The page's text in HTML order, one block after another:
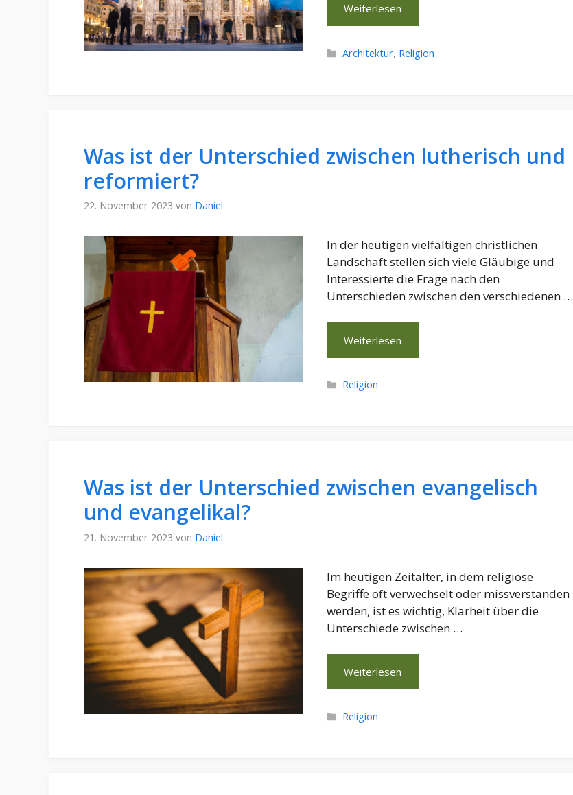
Weiterlesen
Kategorien
Architektur, Religion
Was ist der Unterschied zwischen lutherisch und
reformiert?
22. November 2023 von Daniel
In der heutigen vielfältigen christlichen
Landschaft stellen sich viele Gläubige und
Interessierte die Frage nach den
Unterschieden zwischen den verschiedenen …
Weiterlesen
Kategorien
Religion
Was ist der Unterschied zwischen evangelisch
und evangelikal?
21. November 2023 von Daniel
Im heutigen Zeitalter, in dem religiöse
Begriffe oft verwechselt oder missverstanden
werden, ist es wichtig, Klarheit über die
Unterschiede zwischen …
Weiterlesen
Kategorien
Religion